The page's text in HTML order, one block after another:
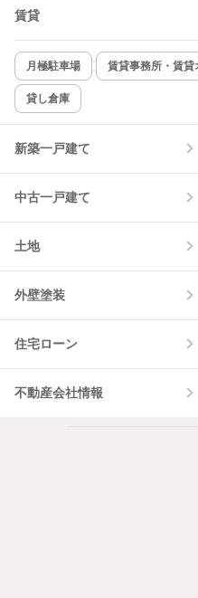
賃貸
月極駐車場 賃貸事務所・賃貸
貸し倉庫
新築一戸建て
中古一戸建て
土地
外壁塗装
住宅ローン
不動産会社情報